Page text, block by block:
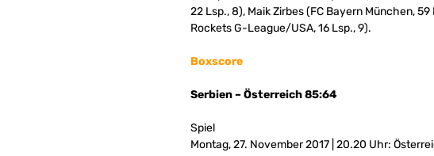
22 Lsp., 8), Maik Zirbes (FC Bayern München,
Rockets G-League/USA, 16 Lsp., 9).
Boxscore
Serbien – Österreich 85:64
Spiel
Montag, 27. November 2017 | 20.20 Uhr: